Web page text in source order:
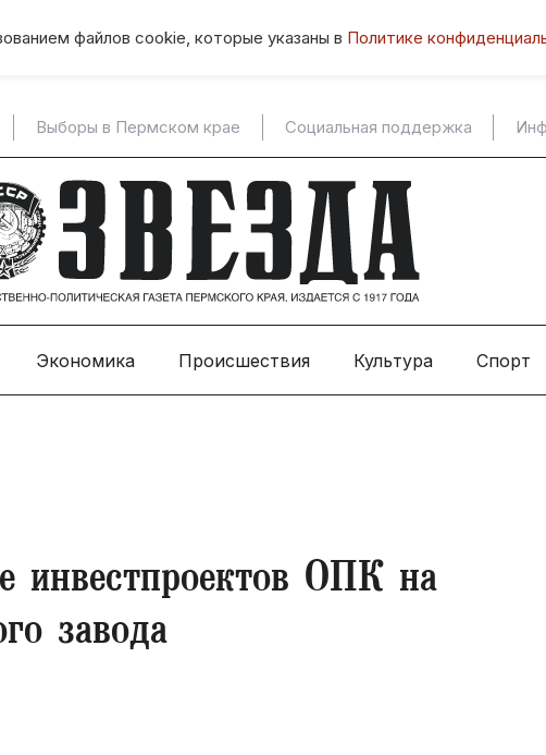
файлов cookie, которые указаны в Политике
Выборы в Пермском крае Социальная поддержка
Экономика Происшествия Культура Спорт
инвестпроектов ОПК на
завода